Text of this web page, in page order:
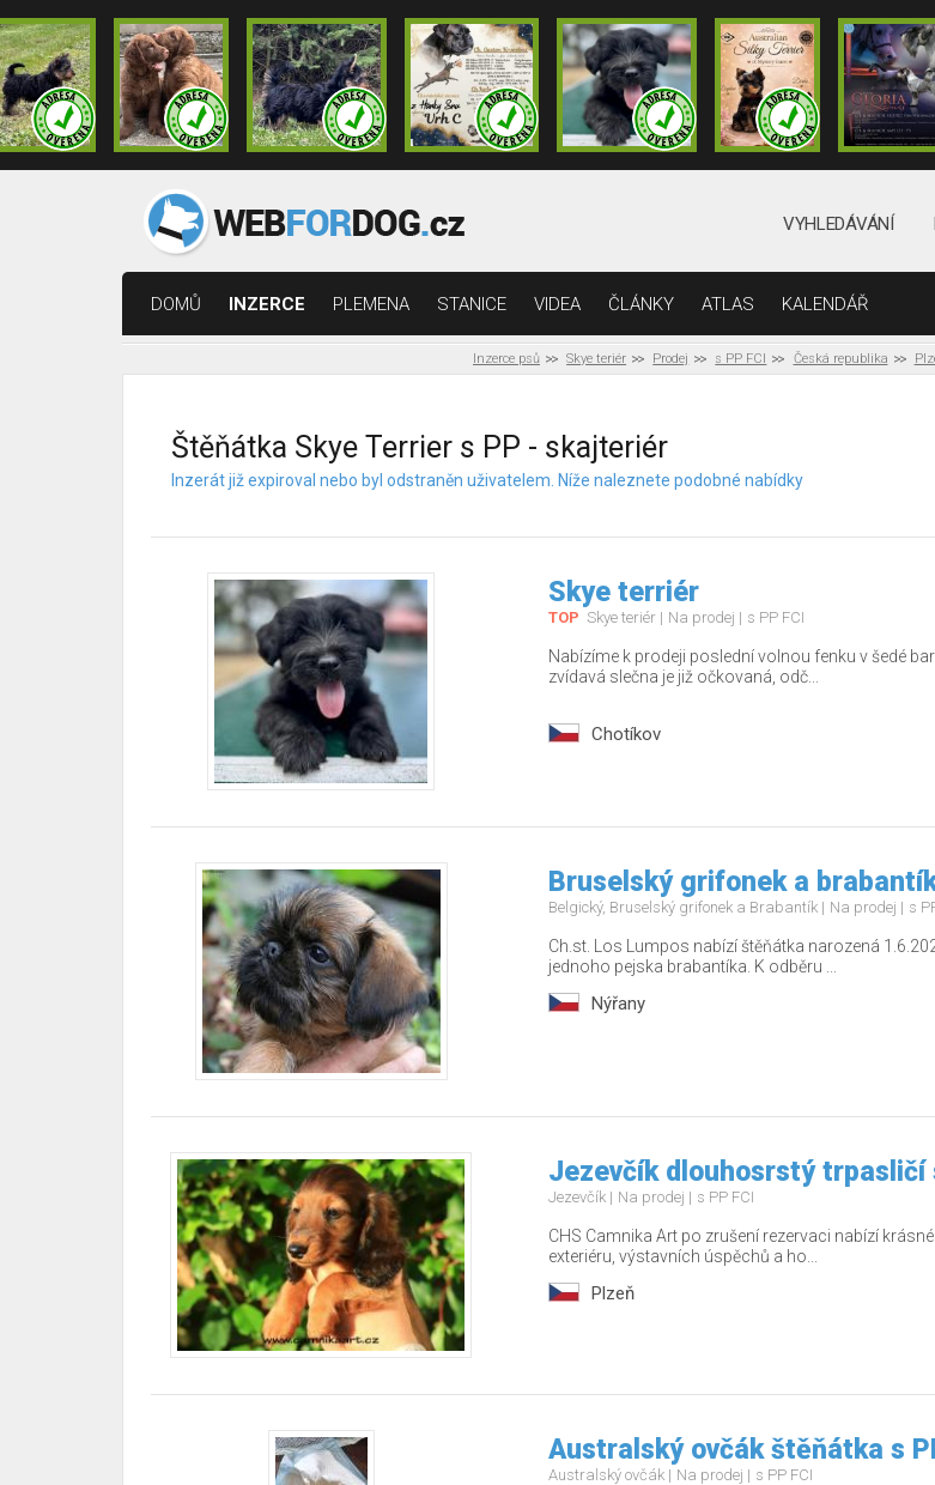
VYHLEDÁVÁNÍ
DOMŮ INZERCE PLEMENA STANICE VIDEA ČLÁNKY ATLAS KALENDÁŘ
Inzerce psů Skye teriér Prodej s PP FCI Česká republika
Štěňátka Skye Terrier s PP - skajteriér
Inzerát již expiroval nebo byl odstraněn uživatelem. Níže naleznete podobné nabídky
Skye terriér
TOP Skye teriér Na prodej s PP FCI
Nabízíme k prodeji poslední volnou fenku v šedé
zvídavá slečna je již očkovaná, odč...
Chotíkov
Bruselský grifonek a
Belgický, Bruselský grifonek a Brabantík Na prodej s
Ch.st. Los Lumpos nabízí štěňátka narozená
jednoho pejska brabantíka. K odběru ...
Nýřany
Jezevčík dlouhosrstý trpasličí
Jezevčík Na prodej s PP FCI
CHS Camnika Art po zrušení rezervaci nabízí
exteriéru, výstavních úspěchů a ho...
Plzeň
Australský ovčák štěňátka s
Australský ovčák Na prodej s PP FCI